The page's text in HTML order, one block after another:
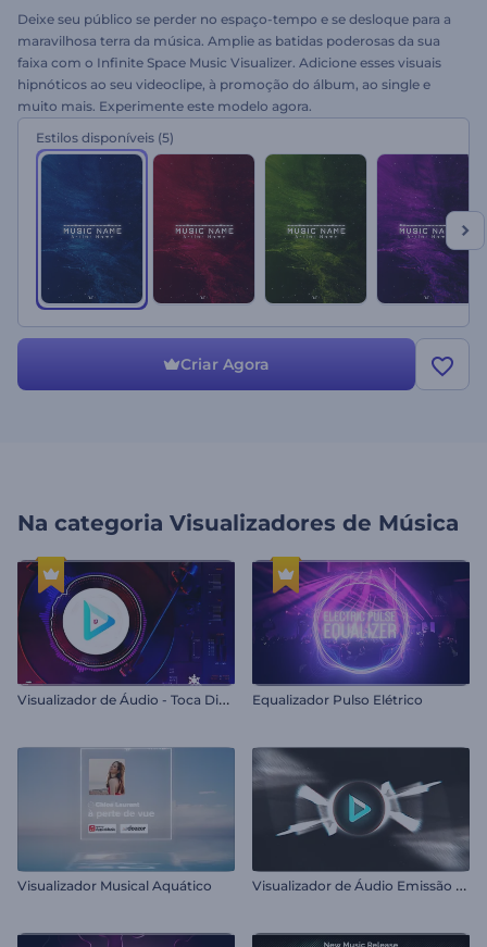
Deixe seu público se perder no espaço-tempo e se desloque para a
maravilhosa terra da música. Amplie as batidas poderosas da sua
faixa com o Infinite Space Music Visualizer. Adicione esses visuais
hipnóticos ao seu videoclipe, à promoção do álbum, ao single e
muito mais. Experimente este modelo agora.
Estilos disponíveis (5)
Criar Agora
Na categoria Visualizadores de Música
V
isualizador de Áudio - Toca Disco de Vinil Equalizador Pulso Elétrico
Visualizador Musical Aquático V
isualizador de Áudio Emissão de Partículas